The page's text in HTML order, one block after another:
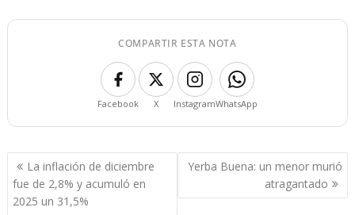
COMPARTIR ESTA NOTA
Facebook X InstagramWhatsApp
Navegación
de
entradas
La inflación de diciembre
fue de 2,8% y acumuló en
2025 un 31,5%
Yerba Buena: un menor murió
atragantado